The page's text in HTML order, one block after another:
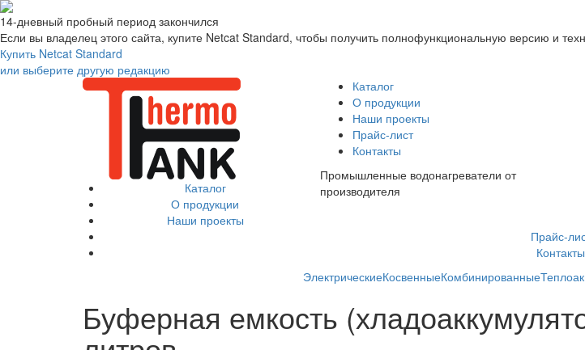
14-дневный пробный период закончился
Если вы владелец этого сайта, купите Netcat Standard, чтобы получить полнофункциональную версию и
Купить Netcat Standard
или выберите другую редакцию
Каталог
О продукции
Наши проекты
Прайс-лист
Контакты
Промышленные водонагреватели от
производителя
Каталог
О продукции
Наши проекты
Прайс-
Контакты
ЭлектрическиеКосвенныеКомбинированные
Буферная емкость